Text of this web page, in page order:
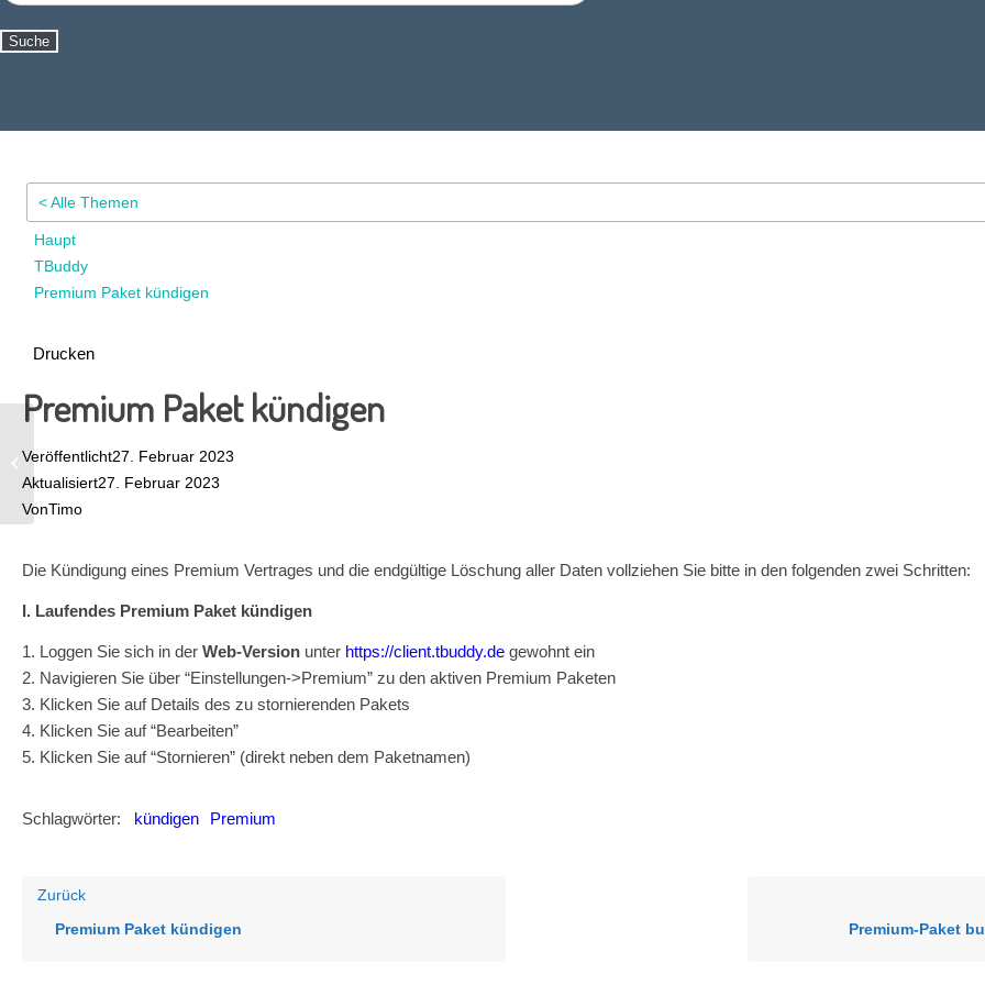
Suche
< Alle Themen
Haupt
TBuddy
Premium Paket kündigen
Drucken
Premium Paket kündigen
Veröffentlicht27. Februar 2023
Aktualisiert27. Februar 2023
VonTimo
Die Kündigung eines Premium Vertrages und die endgültige Löschung aller Daten vollziehen Sie bitte in den folgenden zwei Schritten:
I. Laufendes Premium Paket kündigen
1. Loggen Sie sich in der Web-Version unter https://client.tbuddy.de gewohnt ein
2. Navigieren Sie über “Einstellungen->Premium” zu den aktiven Premium Paketen
3. Klicken Sie auf Details des zu stornierenden Pakets
4. Klicken Sie auf “Bearbeiten”
5. Klicken Sie auf “Stornieren” (direkt neben dem Paketnamen)
Schlagwörter: kündigen Premium
Zurück
Premium Paket kündigen
Premium-Paket
Premium-Paket buchen, ändern oder
kündigen